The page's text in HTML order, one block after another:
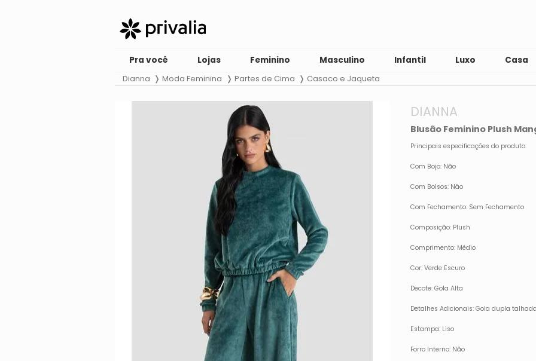
Pra você Lojas Feminino Masculino Infantil Luxo Casa
Dianna Moda Feminina Partes de Cima Casaco e Jaqueta
DIANNA
Blusão Feminino Plush
Principais especificações do produto:
Com Bojo: Não
Com Bolsos: Não
Com Fechamento: Sem Fechamento
Composição: Plush
Comprimento: Médio
Cor: Verde Escuro
Decote: Gola Alta
Detalhes Adicionais: Gola dupla
Estampa: Liso
Forro Interno: Não